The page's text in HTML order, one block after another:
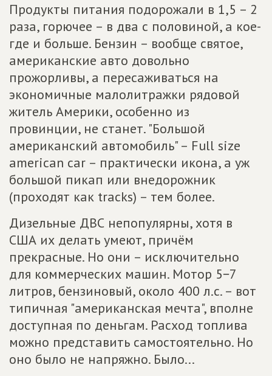
Продукты питания подорожали в 1,5 – 2
раза, горючее – в два с половиной, а кое-
где и больше. Бензин – вообще святое,
американские авто довольно
прожорливы, а пересаживаться на
экономичные малолитражки рядовой
житель Америки, особенно из
провинции, не станет. "Большой
американский автомобиль" – Full size
american car – практически икона, а уж
большой пикап или внедорожник
(проходят как tracks) – тем более.
Дизельные ДВС непопулярны, хотя в
США их делать умеют, причём
прекрасные. Но они – исключительно
для коммерческих машин. Мотор 5−7
литров, бензиновый, около 400 л.с. – вот
типичная "американская мечта", вполне
доступная по деньгам. Расход топлива
можно представить самостоятельно. Но
оно было не напряжно. Было...